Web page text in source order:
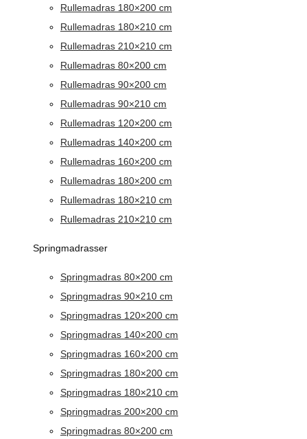
Rullemadras 180×200 cm
Rullemadras 180×210 cm
Rullemadras 210×210 cm
Rullemadras 80×200 cm
Rullemadras 90×200 cm
Rullemadras 90×210 cm
Rullemadras 120×200 cm
Rullemadras 140×200 cm
Rullemadras 160×200 cm
Rullemadras 180×200 cm
Rullemadras 180×210 cm
Rullemadras 210×210 cm
Springmadrasser
Springmadras 80×200 cm
Springmadras 90×210 cm
Springmadras 120×200 cm
Springmadras 140×200 cm
Springmadras 160×200 cm
Springmadras 180×200 cm
Springmadras 180×210 cm
Springmadras 200×200 cm
Springmadras 80×200 cm